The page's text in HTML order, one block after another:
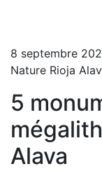
8 septembre
Nature Rioja
5
Alava